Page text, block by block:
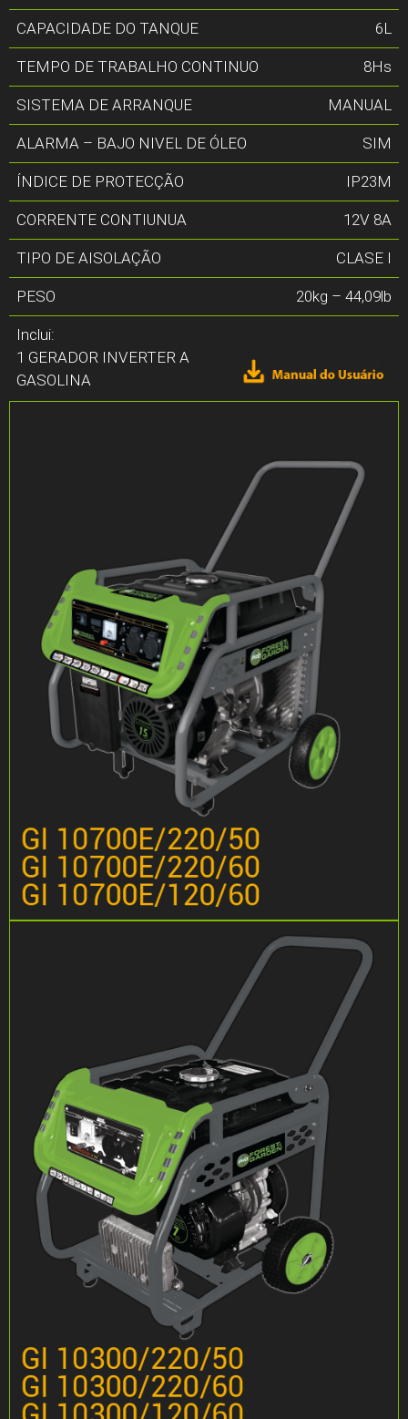
CAPACIDADE DO TANQUE 6L
TEMPO DE TRABALHO CONTINUO 8Hs
SISTEMA DE ARRANQUE MANUAL
ALARMA – BAJO NIVEL DE ÓLEO SIM
ÍNDICE DE PROTECÇÃO IP23M
CORRENTE CONTIUNUA 12V 8A
TIPO DE AISOLAÇÃO CLASE I
PESO 20kg – 44,09lb
Inclui:
1 GERADOR INVERTER A
GASOLINA